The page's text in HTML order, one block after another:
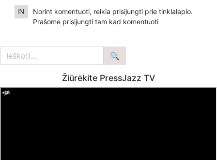
https://www.ekspertai.eu
Mūsų veikla galima tik dėka skaitytojų ir žiūrovų, mus
VšĮ „Ekspertai.eu“ per PayPal paspaudę šią nuorodą –
https://www.paypal.com/paypalme/Ekspertaieu?
Norint komentuoti, reikia prisijungti prie tinklalapio.
Prašome prisijungti tam kad komentuoti
Žiūrėkite PressJazz TV